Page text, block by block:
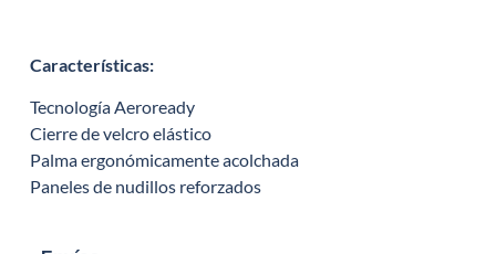
Características:
Tecnología Aeroready
Cierre de velcro elástico
Palma ergonómicamente acolchada
Paneles de nudillos reforzados